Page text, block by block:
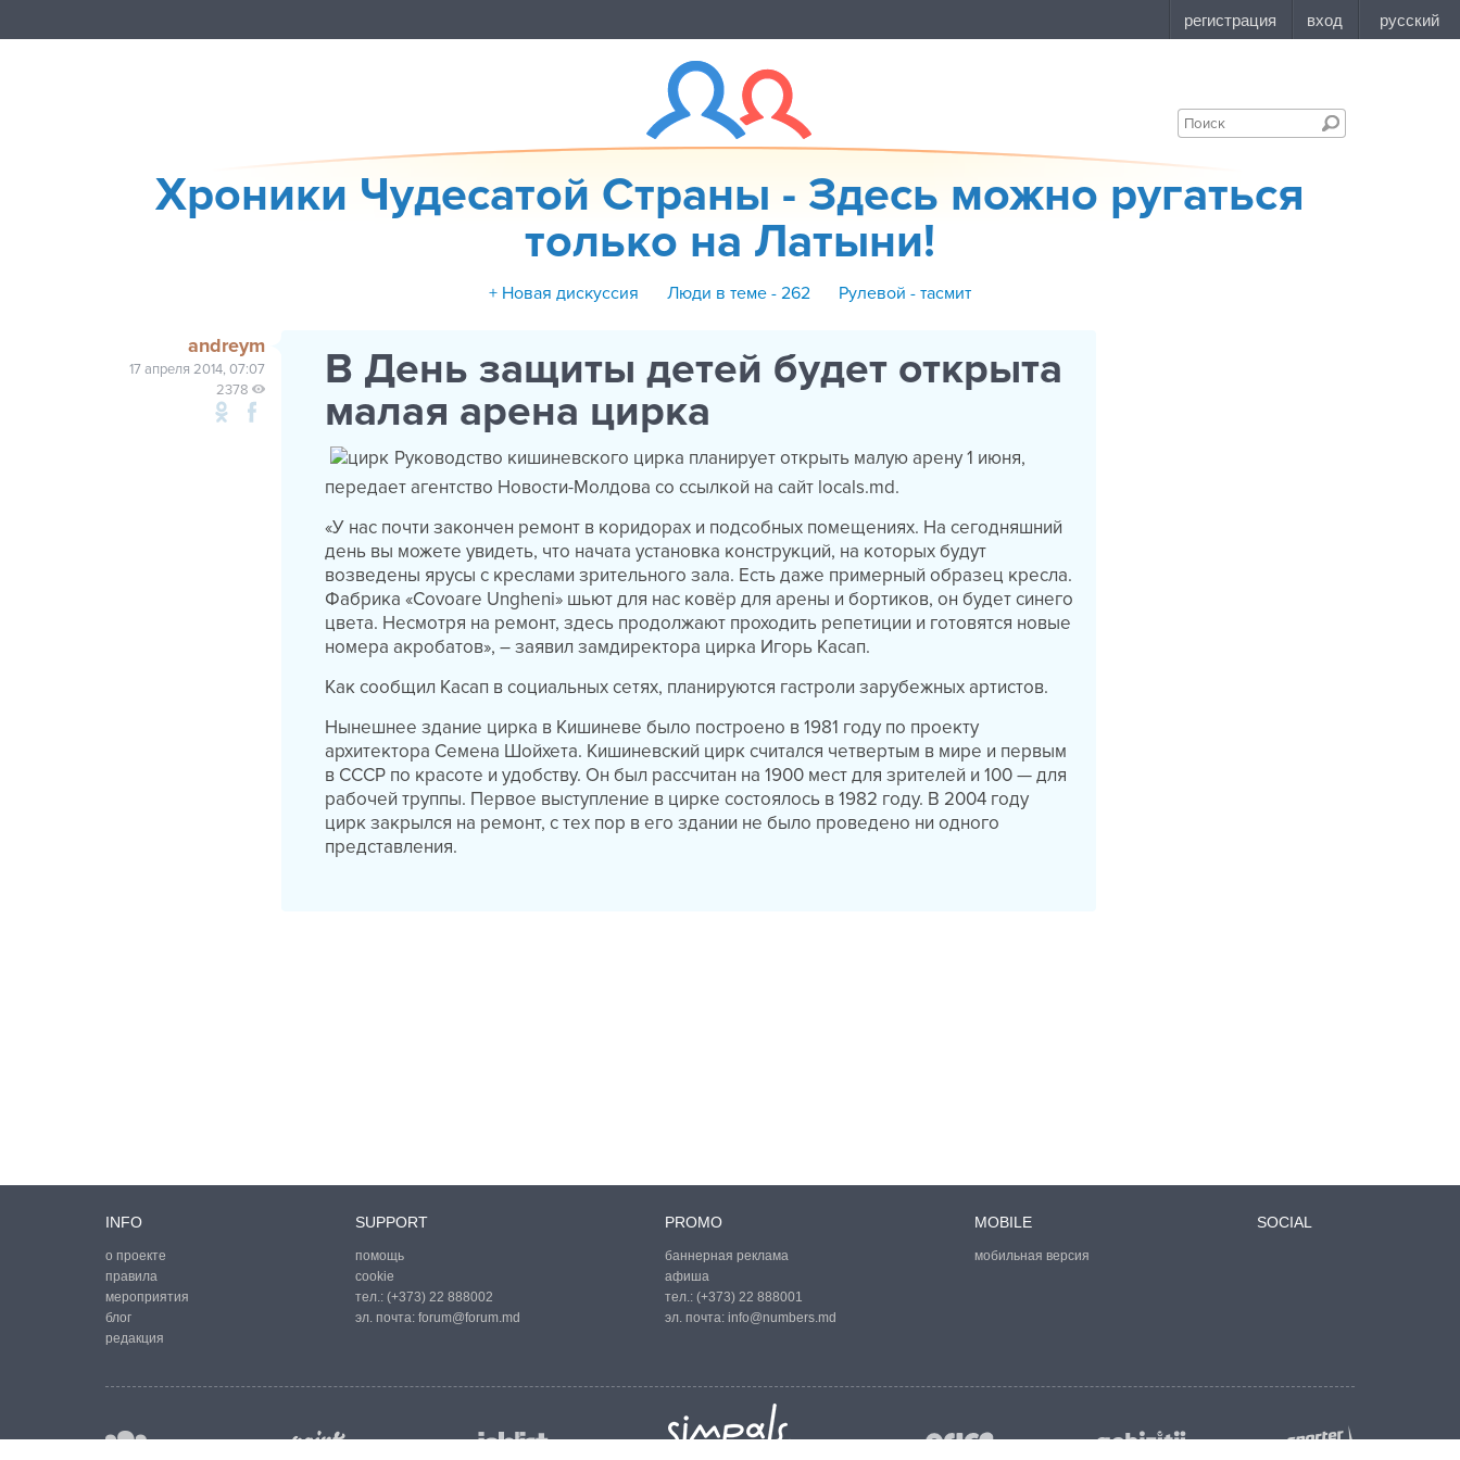
Хроники Чудесатой Страны - Здесь можно ругаться
только на Латыни!
+ Новая дискуссия Люди в теме - 262 Рулевой - тасмит
andreym
17 апреля 2014, 07:07
2378
В День защиты детей будет открыта
малая арена цирка
Руководство кишиневского цирка планирует открыть малую арену 1 июня,
передает агентство Новости-Молдова со ссылкой на сайт locals.md.
«У нас почти закончен ремонт в коридорах и подсобных помещениях. На сегодняшний
день вы можете увидеть, что начата установка конструкций, на которых будут
возведены ярусы с креслами зрительного зала. Есть даже примерный образец кресла.
Фабрика «Covoare Ungheni» шьют для нас ковёр для арены и бортиков, он будет синего
цвета. Несмотря на ремонт, здесь продолжают проходить репетиции и готовятся новые
номера акробатов», – заявил замдиректора цирка Игорь Касап.
Как сообщил Касап в социальных сетях, планируются гастроли зарубежных артистов.
Нынешнее здание цирка в Кишиневе было построено в 1981 году по проекту
архитектора Семена Шойхета. Кишиневский цирк считался четвертым в мире и первым
в СССР по красоте и удобству. Он был рассчитан на 1900 мест для зрителей и 100 — для
рабочей труппы. Первое выступление в цирке состоялось в 1982 году. В 2004 году
цирк закрылся на ремонт, с тех пор в его здании не было проведено ни одного
представления.
INFO
о проекте
правила
мероприятия
блог
редакция
SUPPORT
помощь
cookie
тел.: (+373) 22 888002
эл. почта: forum@forum.md
PROMO
баннерная реклама
афиша
тел.: (+373) 22 888001
эл. почта: info@numbers.md
MOBILE
мобильная версия
SOCIAL